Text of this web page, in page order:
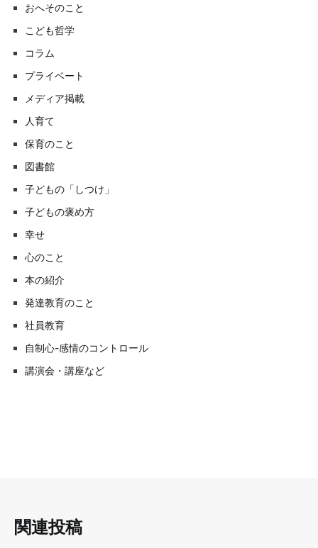
おへそのこと
こども哲学
コラム
プライベート
メディア掲載
人育て
保育のこと
図書館
子どもの「しつけ」
子どもの褒め方
幸せ
心のこと
本の紹介
発達教育のこと
社員教育
自制心-感情のコントロール
講演会・講座など
関連投稿